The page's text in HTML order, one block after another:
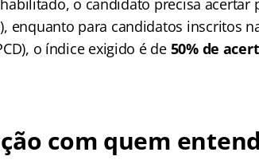
o candidato precisa acertar
enquanto para candidatos inscritos
o índice exigido é de 50% de
com quem